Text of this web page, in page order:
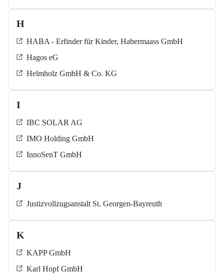
H
HABA - Erfinder für Kinder, Habermaass GmbH
Hagos eG
Helmholz GmbH & Co. KG
I
IBC SOLAR AG
IMO Holding GmbH
InnoSenT GmbH
J
Justizvollzugsanstalt St. Georgen-Bayreuth
K
KAPP GmbH
Karl Hopf GmbH